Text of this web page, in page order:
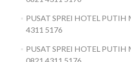
PUSAT SPREI HOTEL
4311 5176
PUSAT SPREI HOTEL PUTIH